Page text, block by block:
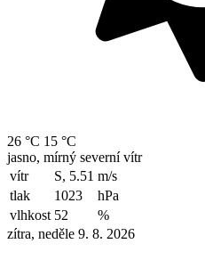
26 °C 15 °C
jasno, mírný severní vítr
vítr
S, 5.51 m/s
tlak
1023
hPa
vlhkost 52
%
zítra, neděle 9. 8. 2026